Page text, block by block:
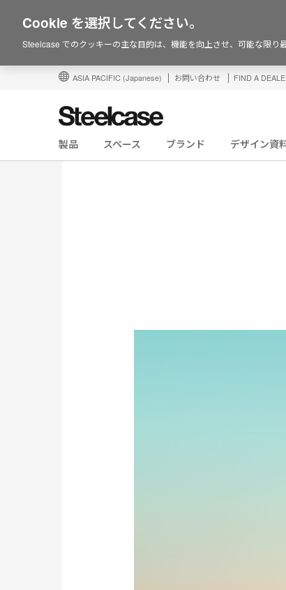
ASIA PACIFIC (Japanese) お問い合わせ FIND A
製品 スペース ブランド デザイン資
Cookie を選択してください。
Steelcase でのクッキーの主な目的は、機能を向上させ、可能な限り